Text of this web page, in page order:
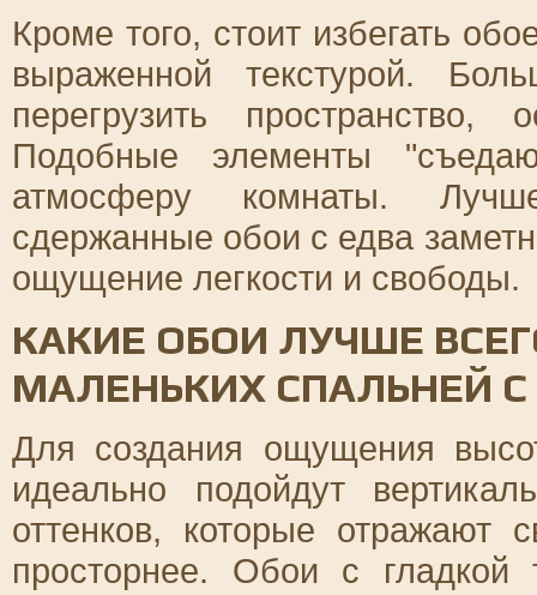
Кроме того, стоит избегать
выраженной текстурой.
перегрузить
Подобные элементы
атмосферу комнаты.
сдержанные обои с едва
ощущение легкости и свободы.
КАКИЕ ОБОИ ЛУЧШЕ
МАЛЕНЬКИХ СПАЛЬНЕЙ
Для создания ощущения
идеально подойдут
оттенков, которые отражают
просторнее. Обои с гладкой